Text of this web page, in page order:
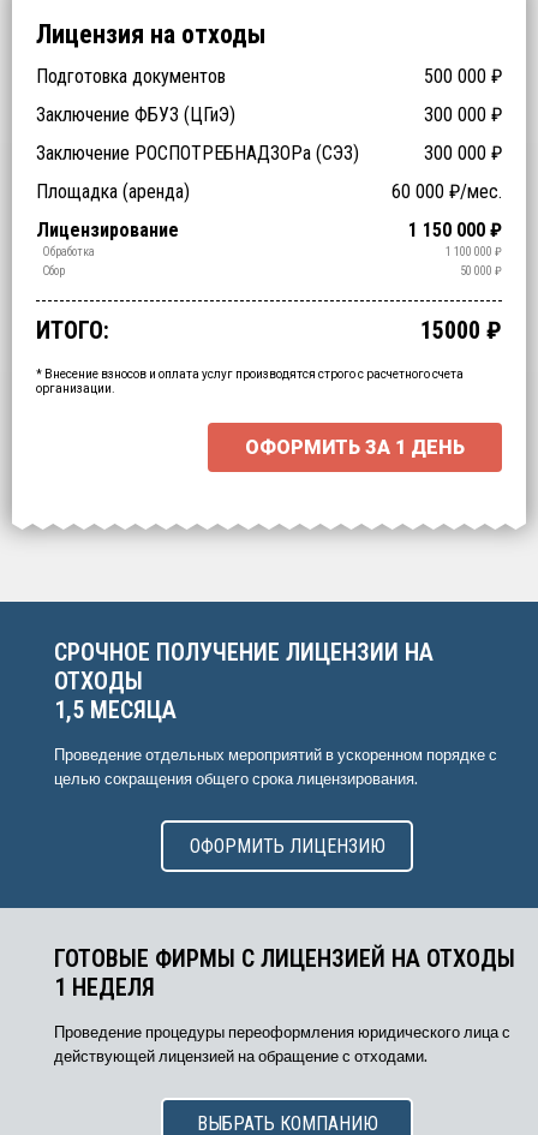
Лицензия на отходы
Подготовка документов 500 000 ₽
Заключение ФБУЗ (ЦГиЭ)
300 000 ₽
Заключение РОСПОТРЕБНАДЗОРа (СЭЗ)
300 000 ₽
Технические специалисты (обучение)
₽
Отходы > 200 ₽
Спецтехника (аренда) ₽
Оборудование (аренда) ₽
Площадка (аренда) 60 000 ₽/мес.
Срочное получение
₽
1-4 классы отходов ₽
Лицензирование 1 150 000 ₽
Транспортирование ₽
Обработка 1 100 000 ₽
Утилизация
₽
Обезвреживание ₽
Размещение ₽
Сбор 50 000 ₽
Промежуточный итог: 15000 ₽
Ваша персональна скидка
-15000
ИТОГО: 15000 ₽
* Внесение взносов и оплата услуг производятся строго с расчетного счета
организации.
ОФОРМИТЬ ЗА 1 ДЕНЬ
для начала расчёта.
СРОЧНОЕ ПОЛУЧЕНИЕ ЛИЦЕНЗИИ НА
ОТХОДЫ
1,5 МЕСЯЦА
Проведение отдельных мероприятий в ускоренном порядке с
целью сокращения общего срока лицензирования.
ОФОРМИТЬ ЛИЦЕНЗИЮ
ГОТОВЫЕ ФИРМЫ С ЛИЦЕНЗИЕЙ НА ОТХОДЫ
1 НЕДЕЛЯ
Проведение процедуры переоформления юридического лица с
действующей лицензией на обращение с отходами.
ВЫБРАТЬ КОМПАНИЮ